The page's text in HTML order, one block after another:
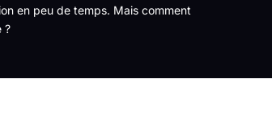
en peu de temps. Mais comment
?